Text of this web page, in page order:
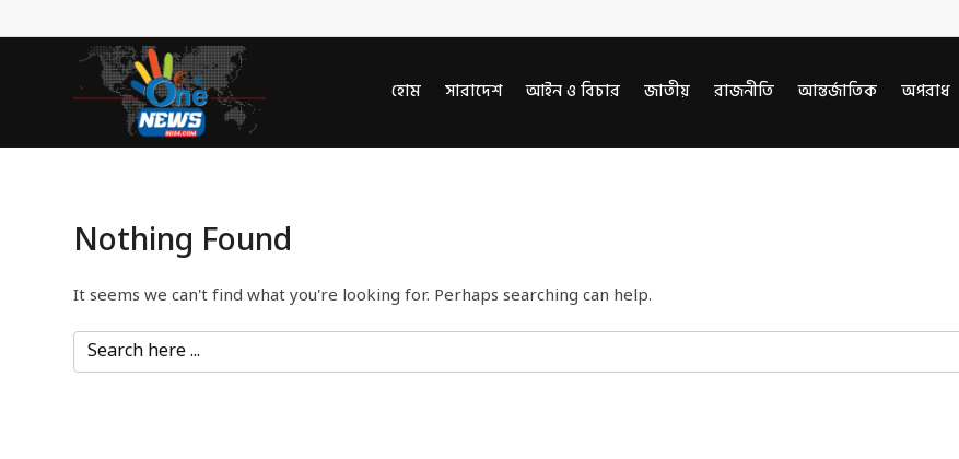
হোম সারাদেশ আইন ও বিচার জাতীয় রাজনীতি আন্তর্জাতিক অপরাধ
Nothing Found
It seems we can't find what you're looking for. Perhaps searching can help.